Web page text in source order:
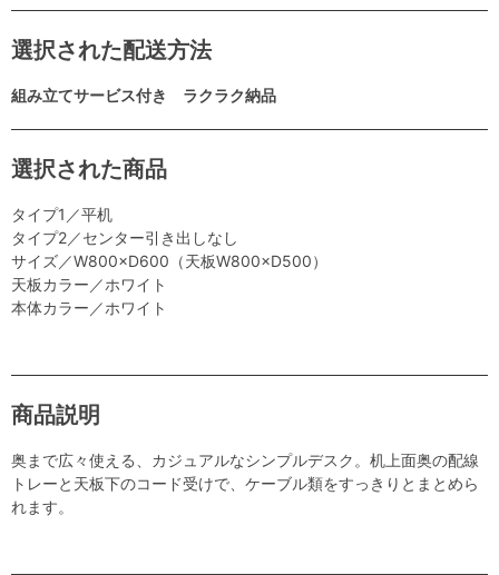
選択された配送方法
組み立てサービス付き ラクラク納品
選択された商品
タイプ1／平机
タイプ2／センター引き出しなし
サイズ／W800×D600（天板W800×D500）
天板カラー／ホワイト
本体カラー／ホワイト
商品説明
奥まで広々使える、カジュアルなシンプルデスク。机上面奥の配線
トレーと天板下のコード受けで、ケーブル類をすっきりとまとめら
れます。